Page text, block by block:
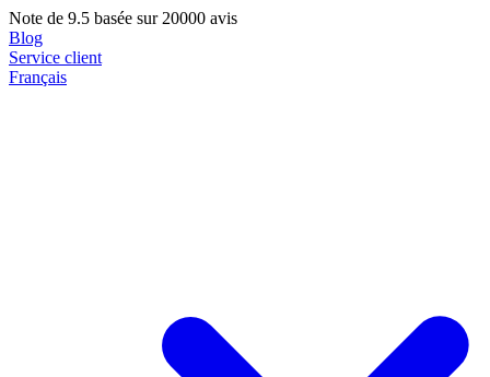
Note de 9.5 basée sur 20000 avis
Blog
Service client
Français